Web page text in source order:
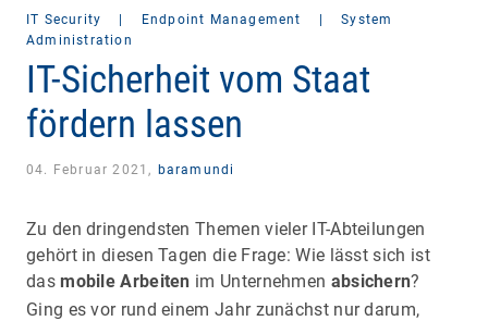
IT Security | Endpoint Management |
System
Administration
IT-Sicherheit vom Staat
fördern lassen
04. Februar 2021, baramundi
Zu den dringendsten Themen vieler IT-Abteilungen
gehört in diesen Tagen die Frage: Wie lässt sich ist
das mobile Arbeiten im Unternehmen absichern?
Ging es vor rund einem Jahr zunächst nur darum,